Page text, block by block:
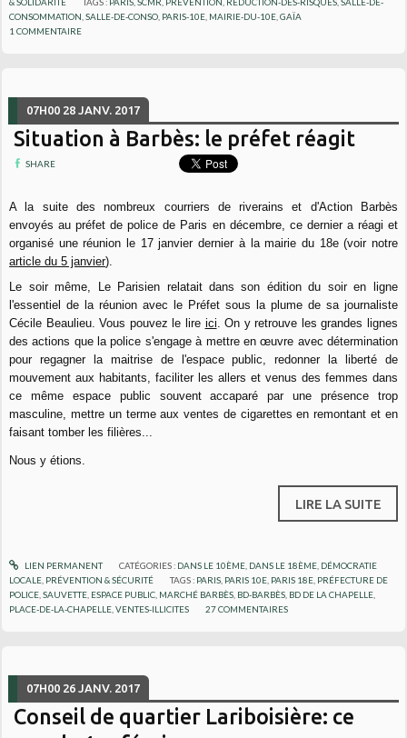
& SOLIDARITÉ
TAGS : PARIS,SCMR, PRÉVENTION, RÉDUCTION-DES-RISQUES,SALLE-DE-
CONSOMMATION,SALLE-DE-CONSO, PARIS-10E, MAIRIE-DU-10E,GAÏA
1COMMENTAIRE
07H00 28 JANV. 2017
Situation à Barbès: le préfet réagit
SHARE
A la suite des nombreux courriers de riverains et d'Action Barbès
envoyés au préfet de police de Paris en décembre, ce dernier a réagi et
organisé une réunion le 17 janvier dernier à la mairie du 18e (voir notre
article du 5 janvier).
Le soir même, Le Parisien relatait dans son édition du soir en ligne
l'essentiel de la réunion avec le Préfet sous la plume de sa journaliste
Cécile Beaulieu. Vous pouvez le lire ici . On y retrouve les grandes lignes
des actions que la police s'engage à mettre en œuvre avec détermination
pour regagner la maitrise de l'espace public, redonner la liberté de
mouvement aux habitants, faciliter les allers et venus des femmes dans
ce même espace public souvent accaparé par une présence trop
masculine, mettre un terme aux ventes de cigarettes en remontant et en
faisant tomber les filières...
Nous y étions.
LIRE LA SUITE
LIEN PERMANENT CATÉGORIES : DANS LE 10ÈME, DANS LE 18ÈME, DÉMOCRATIE
LOCALE PRÉVENTION & SÉCURITÉ TAGS : PARIS PARIS 10E PARIS 18E PRÉFECTURE DE
POLICE ,SAUVETTE ESPACE PUBLIC MARCHÉ BARBÈS BD-BARBÈS BD DE LA CHAPELLE
PLACE-DE-LA-CHAPELLE ,VENTES-ILLICITES 27COMMENTAIRES
07H00 26 JANV. 2017
Conseil de quartier Lariboisière: ce